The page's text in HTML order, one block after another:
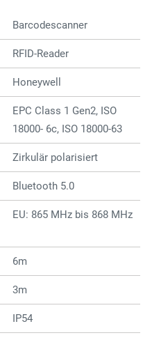
Barcode­­scanner
RFID-Reader
Honeywell
EPC Class 1 Gen2, ISO
18000- 6c, ISO 18000-63
Zirkulär polarisiert
Bluetooth 5.0
EU: 865 MHz bis 868 MHz
6m
3m
IP54